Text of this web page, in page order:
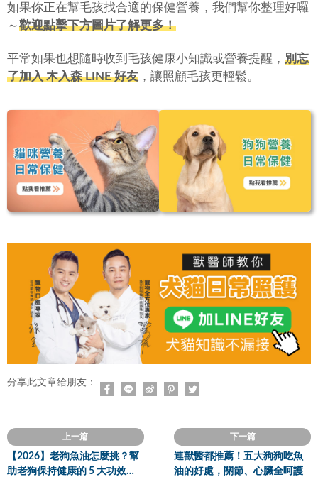
如果你正在幫毛孩找合適的保健營養，我們幫你整理好囉
～歡迎點擊下方圖片了解更多！
平常如果也想隨時收到毛孩健康小知識或營養提醒， 別忘
了加入 木入森 LINE 好友 ，讓照顧毛孩更輕鬆。
分享此文章給朋友：
上一篇
【2026】老狗魚油怎麼挑？幫
助老狗保持健康的 5 大功效＋3
下一篇
連獸醫都推薦！五大狗狗吃魚
油的好處，關節、心臟全呵護